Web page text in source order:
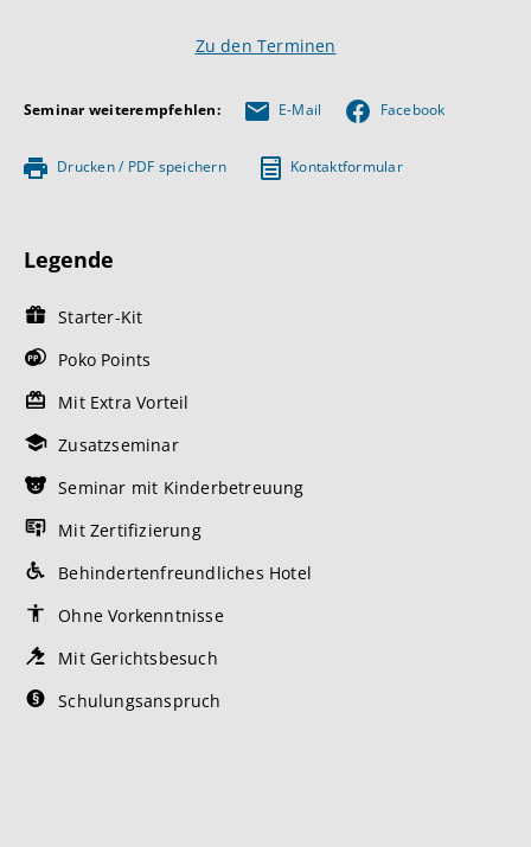
Zu den Terminen
Seminar weiterempfehlen: E-Mail Facebook
Drucken / PDF speichern Kontaktformular
Legende
Starter-Kit
Poko Points
Mit Extra Vorteil
Zusatzseminar
Seminar mit Kinderbetreuung
Mit Zertifizierung
Behindertenfreundliches Hotel
Ohne Vorkenntnisse
Mit Gerichtsbesuch
Schulungsanspruch